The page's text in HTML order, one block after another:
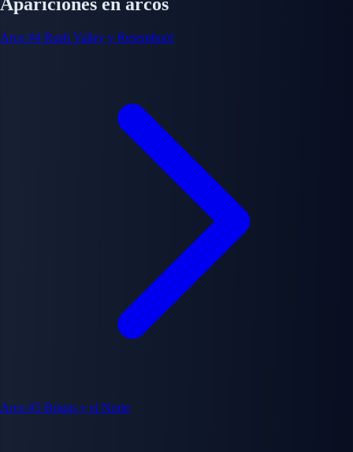
Arco #4 Rush Valley y Resembool
Arco #5 Briggs y el Norte